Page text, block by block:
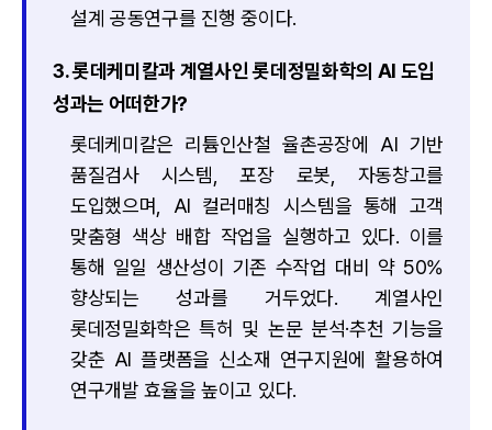
설계 공동연구를 진행 중이다.
3. 롯데케미칼과 계열사인 롯데정밀화학의 AI 도입
성과는 어떠한가?
롯데케미칼은 리튬인산철 율촌공장에 AI 기반
품질검사 시스템, 포장 로봇, 자동창고를
도입했으며, AI 컬러매칭 시스템을 통해 고객
맞춤형 색상 배합 작업을 실행하고 있다. 이를
통해 일일 생산성이 기존 수작업 대비 약 50%
향상되는 성과를 거두었다. 계열사인
롯데정밀화학은 특허 및 논문 분석·추천 기능을
갖춘 AI 플랫폼을 신소재 연구지원에 활용하여
연구개발 효율을 높이고 있다.